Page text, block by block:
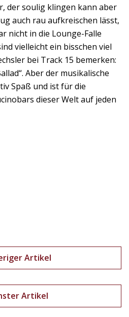
der soulig klingen kann aber
auch rau aufkreischen lässt,
nicht in die Lounge-Falle
vielleicht ein bisschen viel
bei Track 15 bemerken:
Aber der musikalische
Spaß und ist für die
dieser Welt auf jeden
Artikel
Artikel